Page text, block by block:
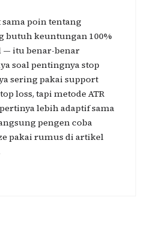
sama poin tentang
butuh keuntungan 100%
itu benar-benar
soal pentingnya stop
sering pakai support
loss, tapi metode ATR
lebih adaptif sama
pengen coba
pakai rumus di artikel